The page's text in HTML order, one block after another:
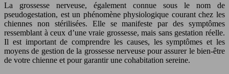
La grossesse nerveuse, également connue sous le nom de
pseudogestation, est un phénomène physiologique courant chez les
chiennes non stérilisées. Elle se manifeste par des symptômes
ressemblant à ceux d’une vraie grossesse, mais sans gestation réelle.
Il est important de comprendre les causes, les symptômes et les
moyens de gestion de la grossesse nerveuse pour assurer le bien-être
de votre chienne et pour garantir une cohabitation sereine.